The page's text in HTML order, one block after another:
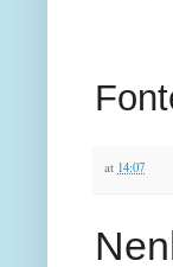
at 14:07